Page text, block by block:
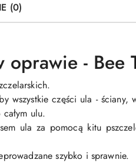
(0)
oprawie - Bee
wszystkie części ula - ściany,
ulu.
ula za pomocą kitu
szybko i sprawnie.